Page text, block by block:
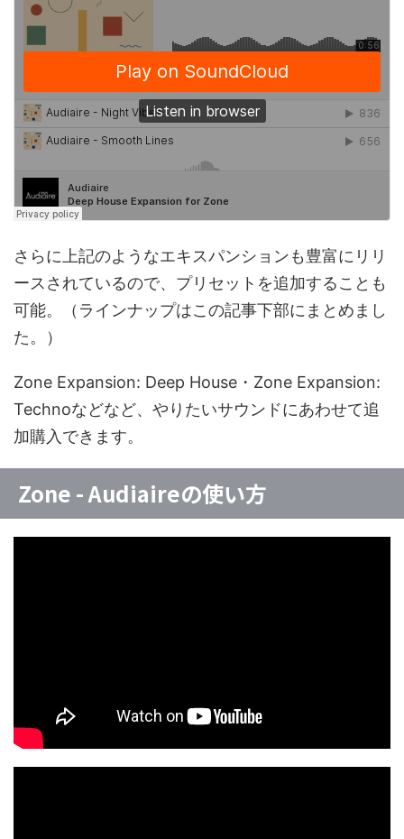
さらに上記のようなエキスパンションも豊富にリリ
ースされているので、プリセットを追加することも
可能。（ラインナップはこの記事下部にまとめまし
た。）
Zone Expansion: Deep House・Zone Expansion:
Technoなどなど、やりたいサウンドにあわせて追
加購入できます。
Zone - Audiaireの使い方